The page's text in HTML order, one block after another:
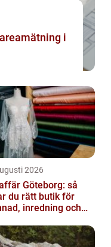
i
2026
Göteborg: så
du rätt butik för
inredning och